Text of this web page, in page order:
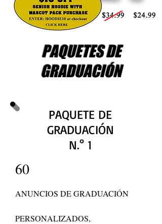
PAQUETES DE
GRADUACIÓN
PAQUETE DE
GRADUACIÓN
N.° 1
60
ANUNCIOS DE GRADUACIÓN
PERSONALIZADOS,